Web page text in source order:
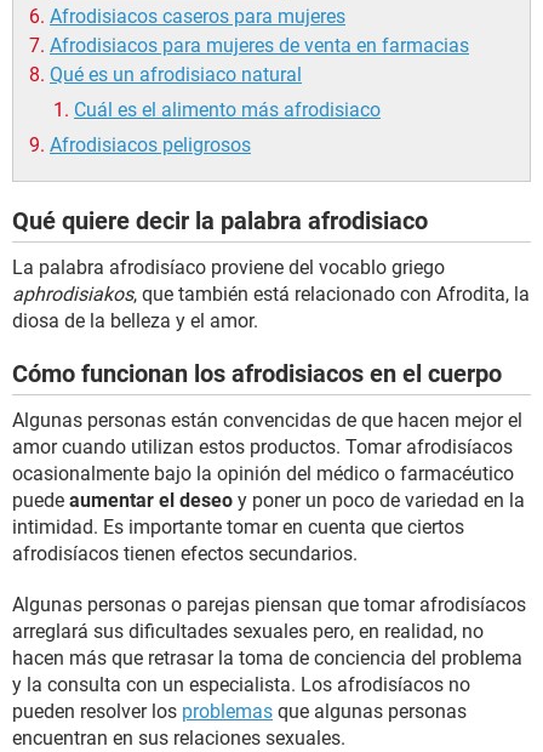
Afrodisiacos caseros para mujeres
Afrodisiacos para mujeres de venta en farmacias
Qué es un afrodisiaco natural
Cuál es el alimento más afrodisiaco
Afrodisiacos peligrosos
Qué quiere decir la palabra afrodisiaco
La palabra afrodisíaco proviene del vocablo griego
aphrodisiakos, que también está relacionado con Afrodita, la
diosa de la belleza y el amor.
Cómo funcionan los afrodisiacos en el cuerpo
Algunas personas están convencidas de que hacen mejor el
amor cuando utilizan estos productos. Tomar afrodisíacos
ocasionalmente bajo la opinión del médico o farmacéutico
puede aumentar el deseo y poner un poco de variedad en la
intimidad. Es importante tomar en cuenta que ciertos
afrodisíacos tienen efectos secundarios.
Algunas personas o parejas piensan que tomar afrodisíacos
arreglará sus dificultades sexuales pero, en realidad, no
hacen más que retrasar la toma de conciencia del problema
y la consulta con un especialista. Los afrodisíacos no
pueden resolver los problemas que algunas personas
encuentran en sus relaciones sexuales.